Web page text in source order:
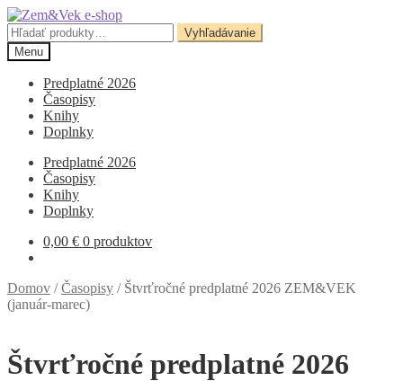
Preskočiť
na
navigáciu
Preskočiť
na
obsah
Hľadať:
Vyhľadávanie
Menu
Predplatné 2026
Časopisy
Knihy
Doplnky
Predplatné 2026
Časopisy
Knihy
Doplnky
0,00 € 0 produktov
Domov /Časopisy / Štvrťročné predplatné 2026 ZEM&VEK
(január-marec)
Štvrťročné predplatné 2026